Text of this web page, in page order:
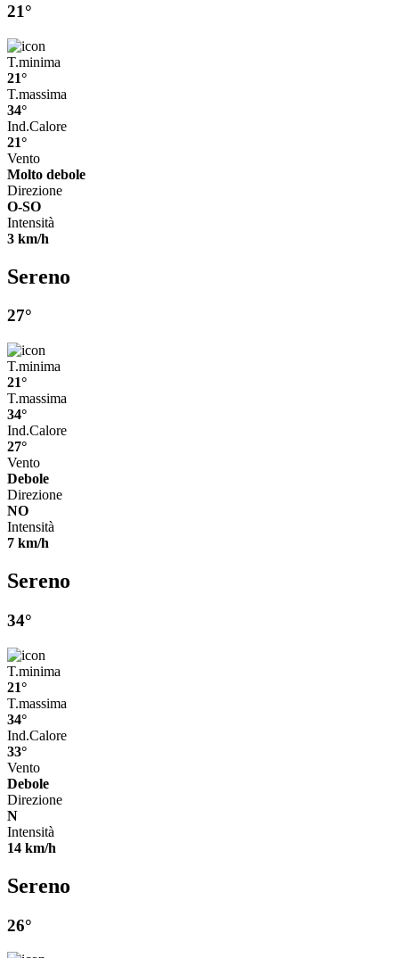
21°
T.minima
21°
T.massima
34°
Ind.Calore
21°
Vento
Molto debole
Direzione
O-SO
Intensità
3 km/h
Sereno
27°
T.minima
21°
T.massima
34°
Ind.Calore
27°
Vento
Debole
Direzione
NO
Intensità
7 km/h
Sereno
34°
T.minima
21°
T.massima
34°
Ind.Calore
33°
Vento
Debole
Direzione
N
Intensità
14 km/h
Sereno
26°